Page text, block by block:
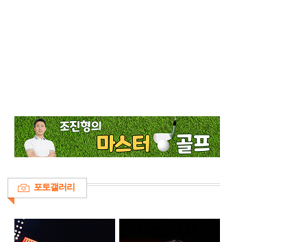
포토갤러리